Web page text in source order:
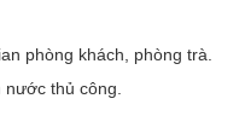
phòng khách, phòng trà.
thủ công.